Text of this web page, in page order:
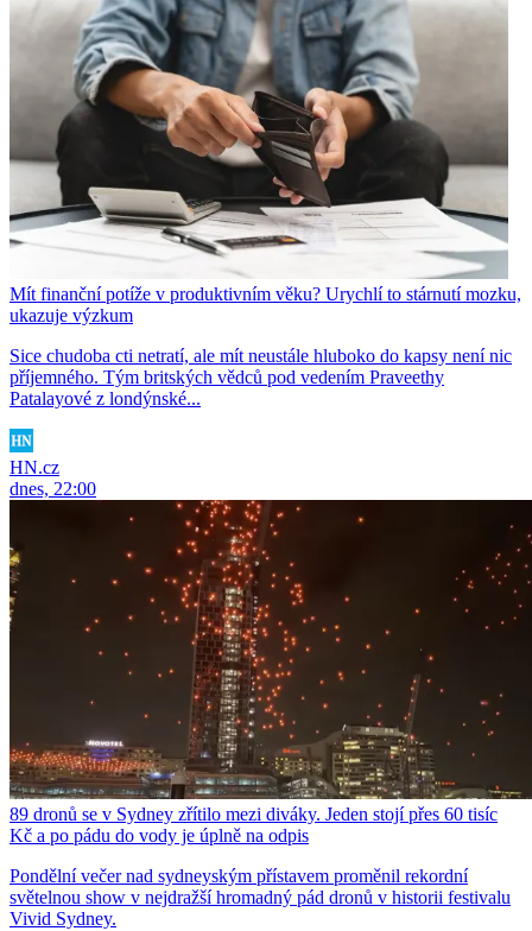
Mít finanční potíže v produktivním věku? Urychlí to stárnutí mozku,
ukazuje výzkum
Sice chudoba cti netratí, ale mít neustále hluboko do kapsy není nic
příjemného. Tým britských vědců pod vedením Praveethy
Patalayové z londýnské...
HN.cz
dnes, 22:00
89 dronů se v Sydney zřítilo mezi diváky. Jeden stojí přes 60 tisíc
Kč a po pádu do vody je úplně na odpis
Pondělní večer nad sydneyským přístavem proměnil rekordní
světelnou show v nejdražší hromadný pád dronů v historii festivalu
Vivid Sydney.